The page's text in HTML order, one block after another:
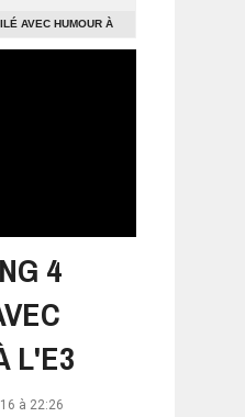
AVEC HUMOUR À
4
L'E3
à 22:26